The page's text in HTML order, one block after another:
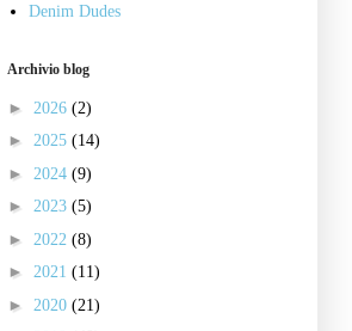
Denim Dudes
Archivio blog
► 2026 (2)
► 2025 (14)
► 2024 (9)
► 2023 (5)
► 2022 (8)
► 2021 (11)
► 2020 (21)